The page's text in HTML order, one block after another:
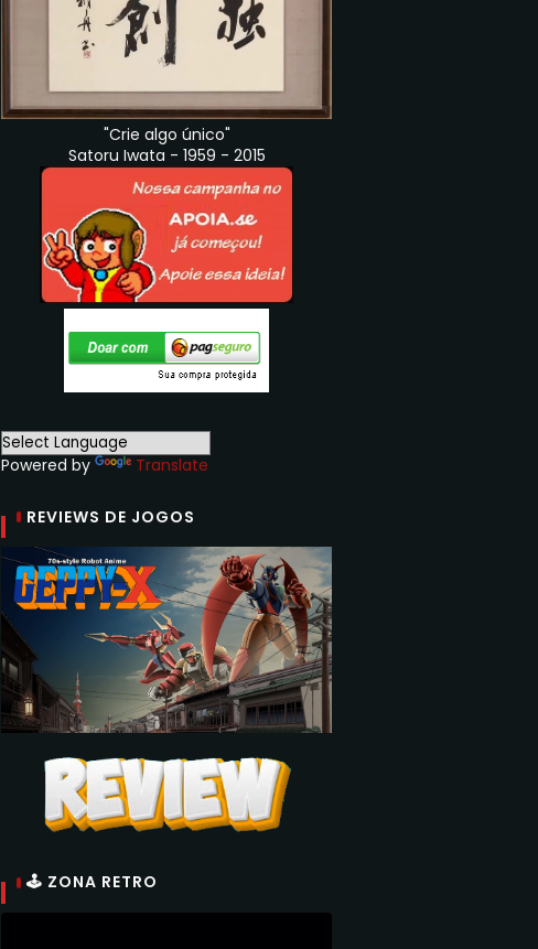
"Crie algo único"
Satoru Iwata - 1959 - 2015
Powered by Translate
REVIEWS DE JOGOS
🕹 ZONA RETRO